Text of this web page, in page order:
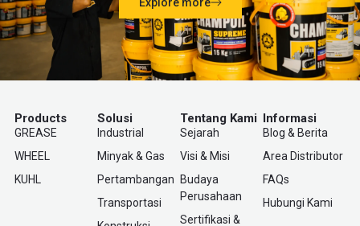
Products
GREASE
WHEEL
KUHL
Solusi
Industrial
Minyak & Gas
Pertambangan
Transportasi
Tentang Kami
Sejarah
Visi & Misi
Budaya
Perusahaan
Sertifikasi &
Informasi
Blog & Berita
Area Distributor
FAQs
Hubungi Kami